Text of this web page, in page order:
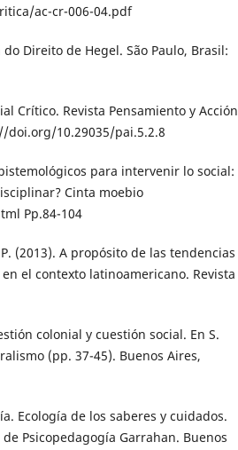
ac-cr-006-04.pdf
Direito de Hegel. São Paulo, Brasil:
Crítico. Revista Pensamiento y Acción
10.29035/pai.5.2.8
para intervenir lo social:
Cinta moebio
Pp.84-104
(2013). A propósito de las tendencias
el contexto latinoamericano. Revista
colonial y cuestión social. En S.
(pp. 37-45). Buenos Aires,
Ecología de los saberes y cuidados.
Psicopedagogía Garrahan. Buenos